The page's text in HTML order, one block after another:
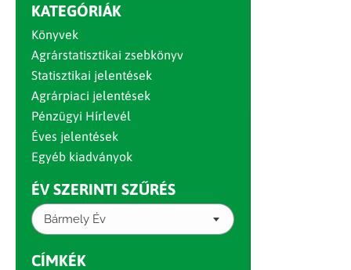
KATEGÓRIÁK
Könyvek
Agrárstatisztikai zsebkönyv
Statisztikai jelentések
Agrárpiaci jelentések
Pénzügyi Hírlevél
Éves jelentések
Egyéb kiadványok
ÉV SZERINTI SZŰRÉS
Bármely Év
CÍMKÉK